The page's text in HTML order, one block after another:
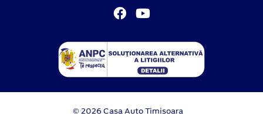
© 2026 Casa Auto Timisoara